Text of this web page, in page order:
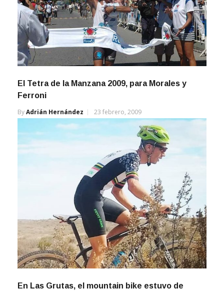
El Tetra de la Manzana 2009, para Morales y
Ferroni
ByAdrián Hernández 23 febrero, 2009
En Las Grutas, el mountain bike estuvo de